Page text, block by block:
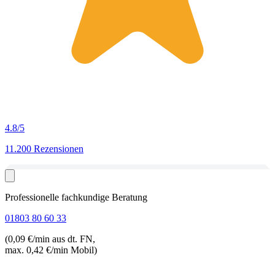
4.8/5
11.200 Rezensionen
Professionelle fachkundige Beratung
01803 80 60 33
(0,09 €/min aus dt. FN,
max. 0,42 €/min Mobil)